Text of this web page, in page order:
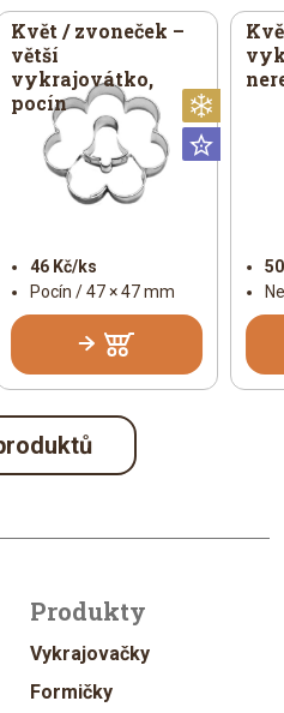
Vánoční
Universální
Květ / zvoneček –
větší
vykrajovátko,
pocín
46 Kč/ks
Pocín / 47 × 47 mm
Produkty
Vykrajovačky
Formičky